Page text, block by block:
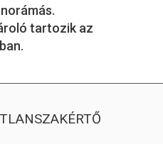
tartozik az